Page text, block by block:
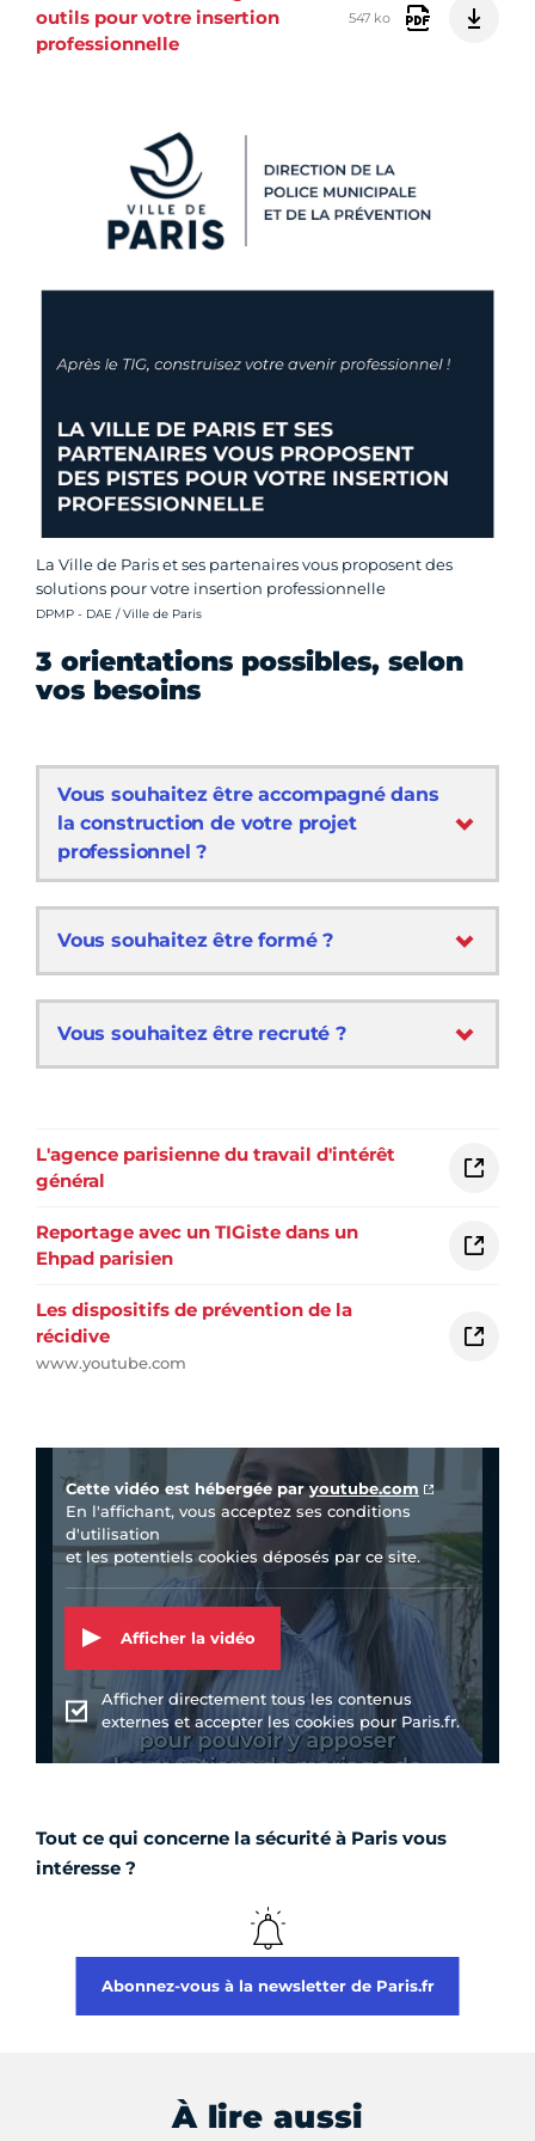
outils pour votre insertion
professionnelle
547 ko
La Ville de Paris et ses partenaires vous proposent des
solutions pour votre insertion professionnelle
Crédit photo :
DPMP - DAE / Ville de Paris
3 orientations possibles, selon
vos besoins
Vous souhaitez être accompagné dans
la construction de votre projet
professionnel ?
Vous souhaitez être formé ?
Vous souhaitez être recruté ?
L'agence parisienne du travail d'intérêt
général
Reportage avec un TIGiste dans un
Ehpad parisien
Les dispositifs de prévention de la
récidive
www.youtube.com
Cette vidéo est hébergée paryoutube.com
En l'affichant, vous acceptez ses conditions
d'utilisation
et les potentiels cookies déposés par ce site.
Afficher la vidéo
Afficher directement tous les contenus
externes et accepter les cookies pour Paris.fr.
Tout ce qui concerne la sécurité à Paris vous
intéresse ?
Abonnez-vous à la newsletter de Paris.fr
À lire aussi